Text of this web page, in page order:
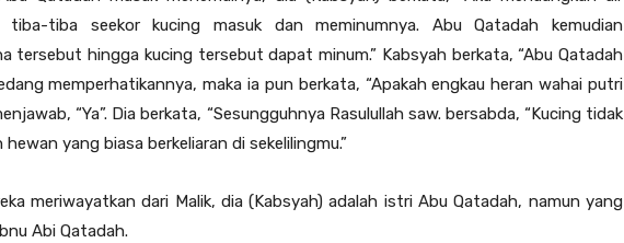
tiba-tiba seekor kucing masuk dan meminumnya. Abu Qatadah kemudian
tersebut hingga kucing tersebut dapat minum.” Kabsyah berkata, “Abu Qatadah
memperhatikannya, maka ia pun berkata, “Apakah engkau heran wahai putri
“Ya”. Dia berkata, “Sesungguhnya Rasulullah saw. bersabda, “Kucing tidak
hewan yang biasa berkeliaran di sekelilingmu.”
meriwayatkan dari Malik, dia (Kabsyah) adalah istri Abu Qatadah, namun yang
Abi Qatadah.